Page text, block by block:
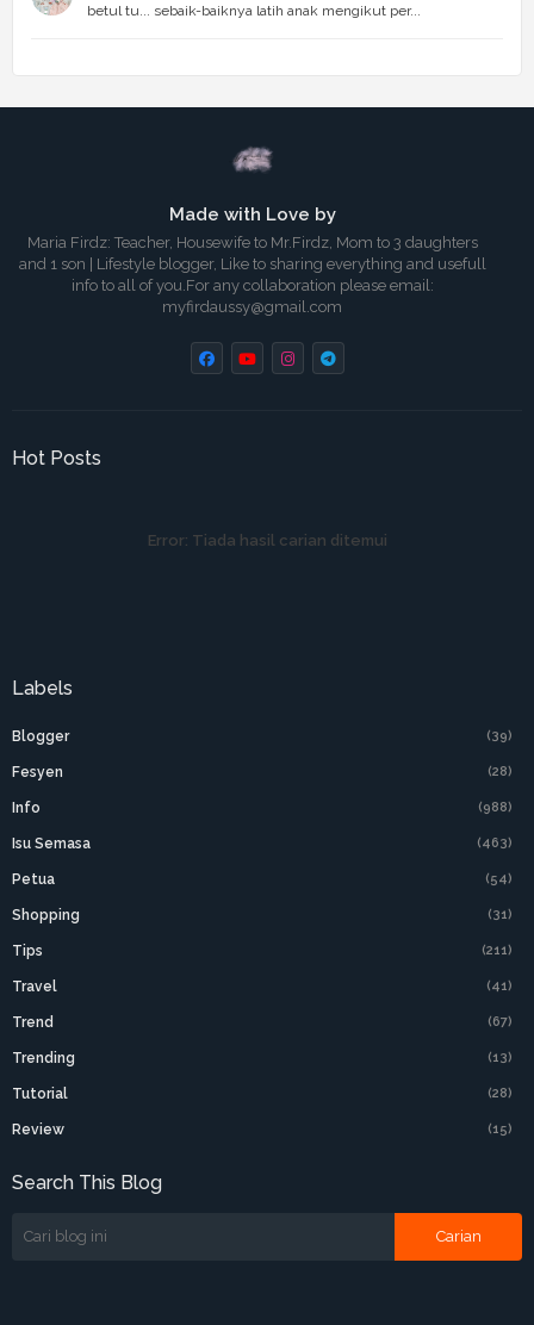
betul tu... sebaik-baiknya latih anak mengikut per...
Made with Love by
Maria Firdz: Teacher, Housewife to Mr.Firdz, Mom to 3 daughters
and 1 son | Lifestyle blogger, Like to sharing everything and usefull
info to all of you.For any collaboration please email:
myfirdaussy@gmail.com
Hot Posts
Error: Tiada hasil carian ditemui
Labels
Blogger (39)
Fesyen (28)
Info (988)
Isu Semasa (463)
Petua (54)
Shopping (31)
Tips (211)
Travel (41)
Trend (67)
Trending (13)
Tutorial (28)
Review (15)
Search This Blog